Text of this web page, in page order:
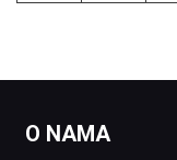
O NAMA